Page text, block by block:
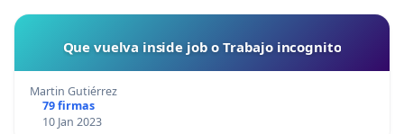
Que vuelva inside job o Trabajo incognito
Martin Gutiérrez
79 firmas
10 Jan 2023